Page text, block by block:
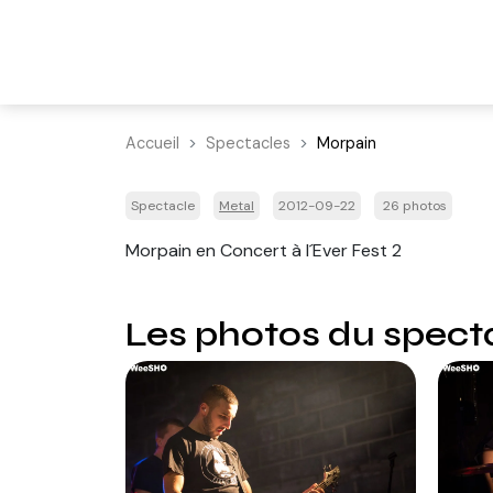
Accueil Spectacles Morpain
Spectacle Metal 2012-09-22 26 photos
Morpain en Concert à l´Ever Fest 2
Les photos du